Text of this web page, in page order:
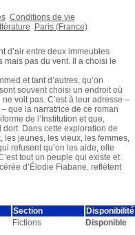
Conditions de vie
Paris (France)
d’air entre deux immeubles
pas du vent. Il a choisi le
et tant d’autres, qu’on
souvent choisi un endroit où
voit pas. C’est à leur adresse –
que la narratrice de ce roman
de l’Institution et que,
Dans cette exploration de
les jeunes, les vieux, les femmes,
refusent qu’on les aide, elle
tout un peuple qui existe et
d’Élodie Fiabane, reflètent
Section
Disponibilité
Fictions Disponible